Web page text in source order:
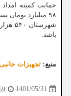
حمایت کمیته
۹۸ میلیارد تومان تسهیلات کم بهره پرداخت کرده است.
باشد.
منبع: تجهیزات جانبی
1401/05/31